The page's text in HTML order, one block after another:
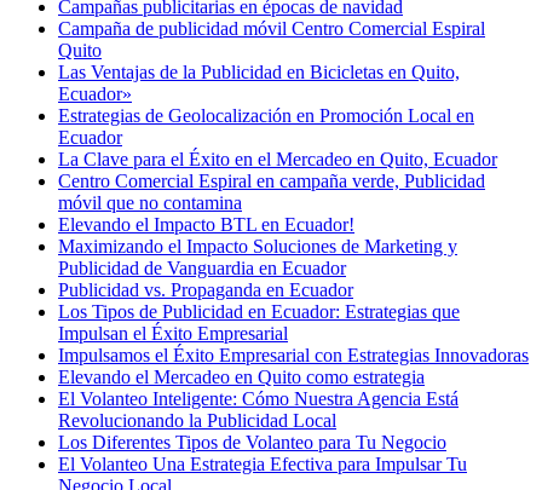
Campañas publicitarias en épocas de navidad
Campaña de publicidad móvil Centro Comercial Espiral
Quito
Las Ventajas de la Publicidad en Bicicletas en Quito,
Ecuador»
Estrategias de Geolocalización en Promoción Local en
Ecuador
La Clave para el Éxito en el Mercadeo en Quito, Ecuador
Centro Comercial Espiral en campaña verde, Publicidad
móvil que no contamina
Elevando el Impacto BTL en Ecuador!
Maximizando el Impacto Soluciones de Marketing y
Publicidad de Vanguardia en Ecuador
Publicidad vs. Propaganda en Ecuador
Los Tipos de Publicidad en Ecuador: Estrategias que
Impulsan el Éxito Empresarial
Impulsamos el Éxito Empresarial con Estrategias Innovadoras
Elevando el Mercadeo en Quito como estrategia
El Volanteo Inteligente: Cómo Nuestra Agencia Está
Revolucionando la Publicidad Local
Los Diferentes Tipos de Volanteo para Tu Negocio
El Volanteo Una Estrategia Efectiva para Impulsar Tu
Negocio Local